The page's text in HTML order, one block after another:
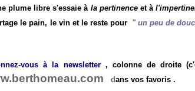
plume libre s'essaie à la pertinenceet à
le pain, le vin et le reste pour "un peu de
vous à la newsletter, colonne de droite
dans vos favoris .